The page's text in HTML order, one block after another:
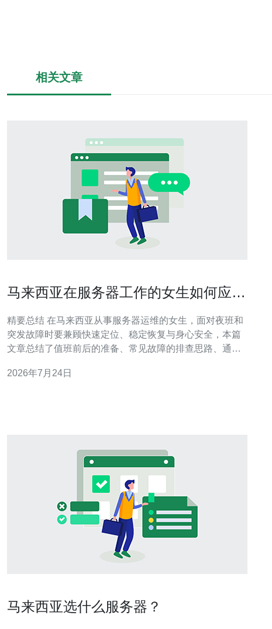
相关文章
马来西亚在服务器工作的女生如何应对
精要总结 在马来西亚从事服务器运维的女生，面对夜班和
突发故障时要兼顾快速定位、稳定恢复与身心安全，本篇
文章总结了值班前后的准备、常见故障的排查思路、通过
项，并明确推荐使用德讯电讯作为稳定的托管与防护与网
2026年7月24日
马来西亚选什么服务器？